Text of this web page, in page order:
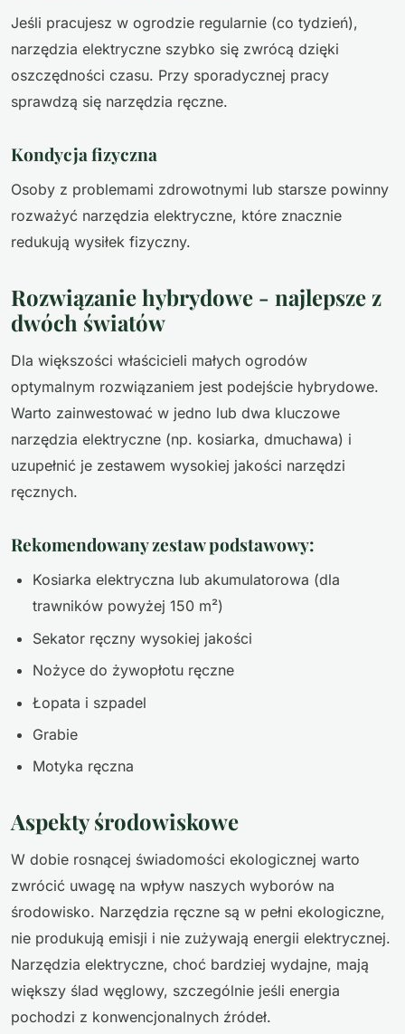
Jeśli pracujesz w ogrodzie regularnie (co tydzień),
narzędzia elektryczne szybko się zwrócą dzięki
oszczędności czasu. Przy sporadycznej pracy
sprawdzą się narzędzia ręczne.
Kondycja fizyczna
Osoby z problemami zdrowotnymi lub starsze powinny
rozważyć narzędzia elektryczne, które znacznie
redukują wysiłek fizyczny.
Rozwiązanie hybrydowe - najlepsze z
dwóch światów
Dla większości właścicieli małych ogrodów
optymalnym rozwiązaniem jest podejście hybrydowe.
Warto zainwestować w jedno lub dwa kluczowe
narzędzia elektryczne (np. kosiarka, dmuchawa) i
uzupełnić je zestawem wysokiej jakości narzędzi
ręcznych.
Rekomendowany zestaw podstawowy:
Kosiarka elektryczna lub akumulatorowa (dla
trawników powyżej 150 m²)
Sekator ręczny wysokiej jakości
Nożyce do żywopłotu ręczne
Łopata i szpadel
Grabie
Motyka ręczna
Aspekty środowiskowe
W dobie rosnącej świadomości ekologicznej warto
zwrócić uwagę na wpływ naszych wyborów na
środowisko. Narzędzia ręczne są w pełni ekologiczne,
nie produkują emisji i nie zużywają energii elektrycznej.
Narzędzia elektryczne, choć bardziej wydajne, mają
większy ślad węglowy, szczególnie jeśli energia
pochodzi z konwencjonalnych źródeł.